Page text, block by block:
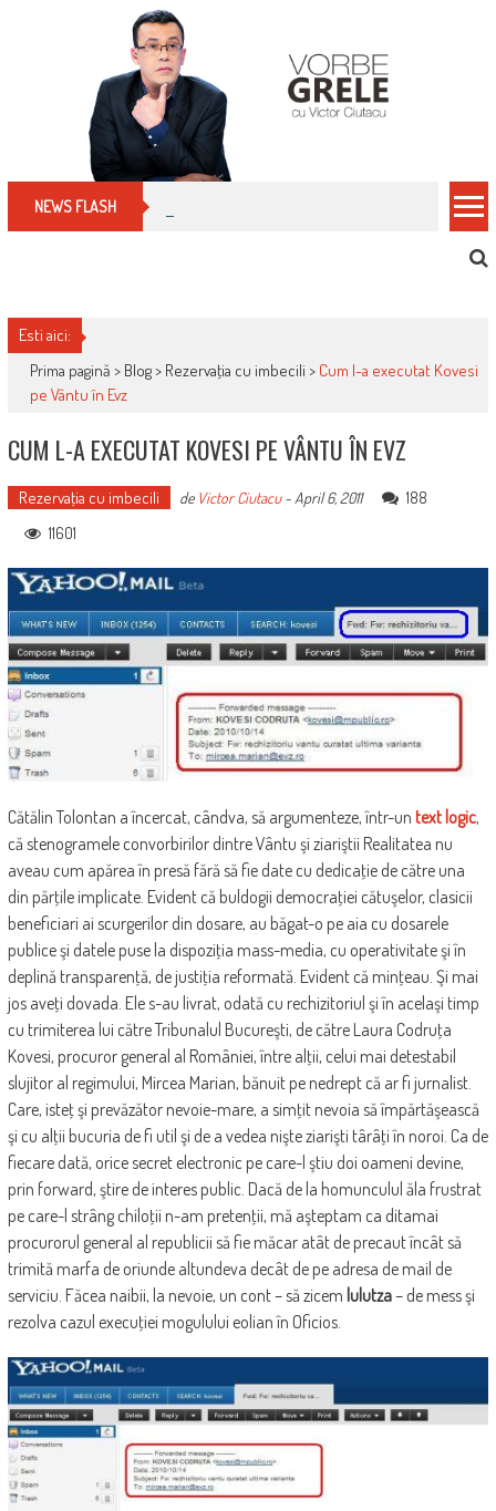
NEWS FLASH Cum îți schimbi, rapid, gratuit și eficient,
Esti aici:
Prima pagină > Blog> Rezervaţia cu imbecili > Cum l-a executat Kovesi
pe Vântu în Evz
CUM L-A EXECUTAT KOVESI PE VÂNTU ÎN EVZ
Rezervaţia cu imbecili de Victor Ciutacu-April 6, 2011
188
11601
Cătălin Tolontan a încercat, cândva, să argumenteze, într-un text logic,
că stenogramele convorbirilor dintre Vântu şi ziariştii Realitatea nu
aveau cum apărea în presă fără să fie date cu dedicaţie de către una
din părţile implicate. Evident că buldogii democraţiei cătuşelor, clasicii
beneficiari ai scurgerilor din dosare, au băgat-o pe aia cu dosarele
publice şi datele puse la dispoziţia mass-media, cu operativitate şi în
deplină transparenţă, de justiţia reformată. Evident că minţeau. Şi mai
jos aveţi dovada. Ele s-au livrat, odată cu rechizitoriul şi în acelaşi timp
cu trimiterea lui către Tribunalul Bucureşti, de către Laura Codruţa
Kovesi, procuror general al României, între alţii, celui mai detestabil
slujitor al regimului, Mircea Marian, bănuit pe nedrept că ar fi jurnalist.
Care, isteţ şi prevăzător nevoie-mare, a simţit nevoia să împărtăşească
şi cu alţii bucuria de fi util şi de a vedea nişte ziarişti târâţi în noroi. Ca de
fiecare dată, orice secret electronic pe care-l ştiu doi oameni devine,
prin forward, ştire de interes public. Dacă de la homunculul ăla frustrat
pe care-l strâng chiloţii n-am pretenţii, mă aşteptam ca ditamai
procurorul general al republicii să fie măcar atât de precaut încât să
trimită marfa de oriunde altundeva decât de pe adresa de mail de
serviciu. Făcea naibii, la nevoie, un cont – să zicem lulutza– de mess şi
rezolva cazul execuţiei mogulului eolian în Oficios.